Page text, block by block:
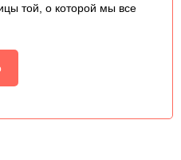
той, о которой мы все